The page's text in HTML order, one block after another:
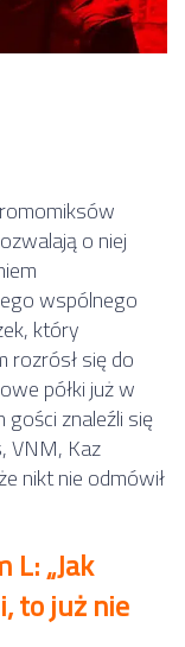
o niej
wspólnego
który
rozrósł się do
półki już w
znaleźli się
VNM, Kaz
nikt nie odmówił
„Jak
to już nie